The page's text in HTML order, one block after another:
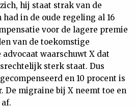
hij staat strak van de
in de oude regeling al 16
voor de lagere premie
van de toekomstige
waarschuwt X dat
sterk staat. Dus
en 10 procent is
De migraine bij X neemt toe en